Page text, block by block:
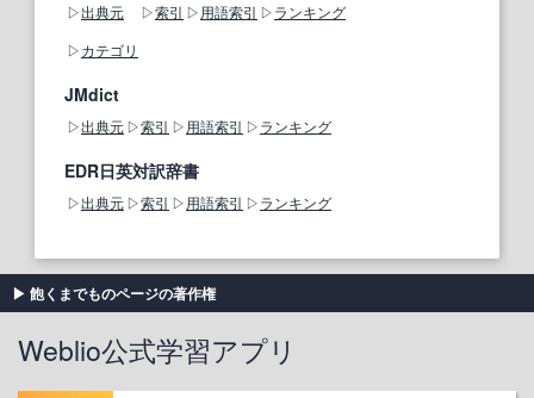
出典元 索引 用語索引
ランキング
カテゴリ
JMdict
出典元 索引 用語索引 ランキング
EDR日英対訳辞書
出典元 索引 用語索引 ランキング
飽くまでものページの著作権
Weblio公式学習アプリ